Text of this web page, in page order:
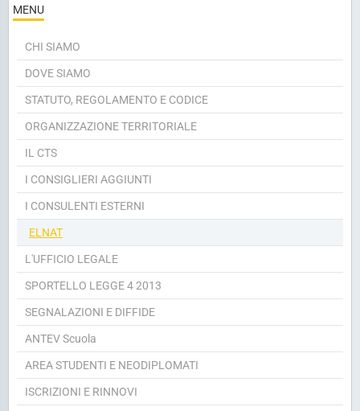
MENU
CHI SIAMO
DOVE SIAMO
STATUTO, REGOLAMENTO E CODICE
ORGANIZZAZIONE TERRITORIALE
IL CTS
I CONSIGLIERI AGGIUNTI
I CONSULENTI ESTERNI
ELNAT
L'UFFICIO LEGALE
SPORTELLO LEGGE 4 2013
SEGNALAZIONI E DIFFIDE
ANTEV Scuola
AREA STUDENTI E NEODIPLOMATI
ISCRIZIONI E RINNOVI